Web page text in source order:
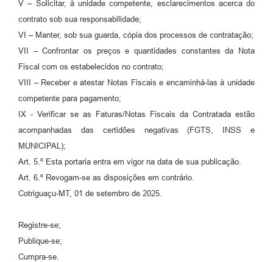
V – Solicitar, à unidade competente, esclarecimentos acerca do
contrato sob sua responsabilidade;
VI – Manter, sob sua guarda, cópia dos processos de contratação;
VII – Confrontar os preços e quantidades constantes da Nota
Fiscal com os estabelecidos no contrato;
VIII – Receber e atestar Notas Fiscais e encaminhá-las à unidade
competente para pagamento;
IX - Verificar se as Faturas/Notas Fiscais da Contratada estão
acompanhadas das certidões negativas (FGTS, INSS e
MUNICIPAL);
Art. 5.º Esta portaria entra em vigor na data de sua publicação.
Art. 6.º Revogam-se as disposições em contrário.
Cotriguaçu-MT, 01 de setembro de 2025.
Registre-se;
Publique-se;
Cumpra-se.